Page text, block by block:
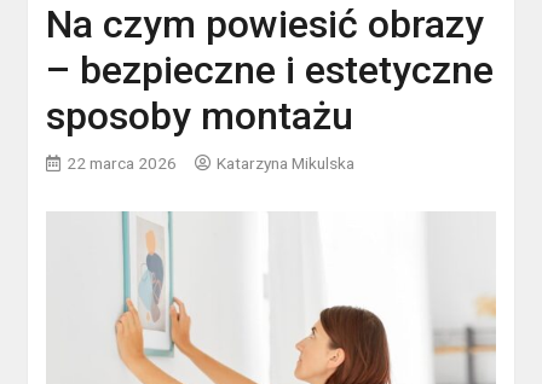
Na czym powiesić obrazy
– bezpieczne i estetyczne
sposoby montażu
22 marca 2026 Katarzyna Mikulska